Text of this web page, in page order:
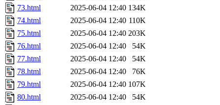
73.html
2025-06-04 12:40 134K
74.html
2025-06-04 12:40 110K
75.html
2025-06-04 12:40 203K
76.html
2025-06-04 12:40
54K
77.html
2025-06-04 12:40
54K
78.html
2025-06-04 12:40
76K
79.html
2025-06-04 12:40 107K
80.html
2025-06-04 12:40
54K